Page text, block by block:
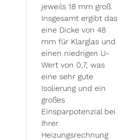
jeweils 18 mm groß.
Insgesamt ergibt das
eine Dicke von 48
mm für Klarglas und
einen niedrigen U-
Wert von 0,7, was
eine sehr gute
Isolierung und ein
großes
Einsparpotenzial bei
Ihrer
Heizungsrechnung